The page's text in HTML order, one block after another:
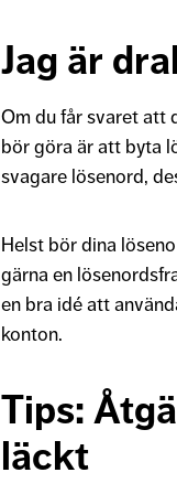
Jag är
Om du får svaret att
bör göra är att byta
svagare lösenord,
Helst bör dina
gärna en
en bra idé att
konton.
Tips:
läckt